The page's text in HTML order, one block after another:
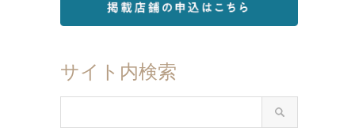
サイト内検索